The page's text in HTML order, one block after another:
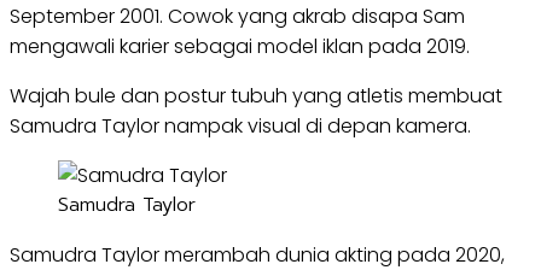
September 2001. Cowok yang akrab disapa Sam
mengawali karier sebagai model iklan pada 2019.
Wajah bule dan postur tubuh yang atletis membuat
Samudra Taylor nampak visual di depan kamera.
Samudra Taylor
Samudra Taylor merambah dunia akting pada 2020,